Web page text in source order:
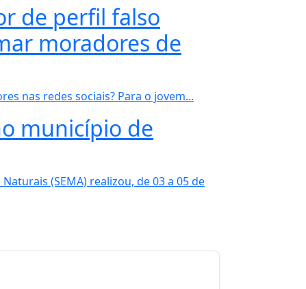
de perfil falso
moradores de
nas redes sociais? Para o jovem...
município de
(SEMA) realizou, de 03 a 05 de